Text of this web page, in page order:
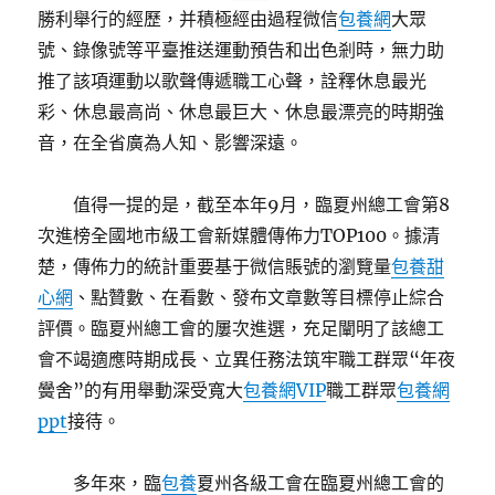
勝利舉行的經歷，并積極經由過程微信包養網大眾
號、錄像號等平臺推送運動預告和出色剎時，無力助
推了該項運動以歌聲傳遞職工心聲，詮釋休息最光
彩、休息最高尚、休息最巨大、休息最漂亮的時期強
音，在全省廣為人知、影響深遠。
值得一提的是，截至本年9月，臨夏州總工會第8
次進榜全國地市級工會新媒體傳佈力TOP100。據清
楚，傳佈力的統計重要基于微信賬號的瀏覽量包養甜
心網 、點贊數、在看數、發布文章數等目標停止綜合
評價。臨夏州總工會的屢次進選，充足闡明了該總工
會不竭適應時期成長、立異任務法筑牢職工群眾“年夜
黌舍”的有用舉動深受寬大包養網VIP職工群眾包養網
ppt接待。
多年來，臨包養夏州各級工會在臨夏州總工會的